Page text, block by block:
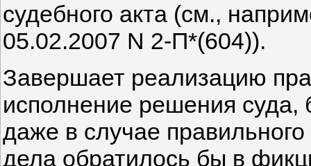
судебного акта (см.,
05.02.2007 N 2-П*(604)).
Завершает реализацию
исполнение решения суда,
даже в случае
дела обратилось бы в